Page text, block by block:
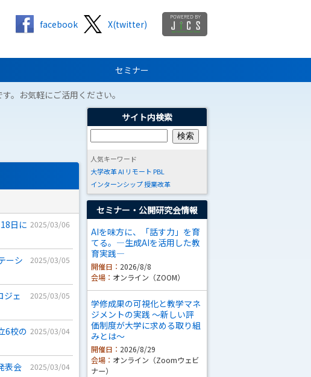
X(twitter)
facebook
セミナー
。お気軽にご活用ください。
2025/03/06
日に
2025/03/05
ーシ
2025/03/05
ジェ
2025/03/04
6校の
2025/03/04
表会
サイト内検索
人気キーワード
大学改革AI リモート PBL
インターンシップ授業改革
セミナー・公開研究会情報
AIを味方に、「話す力」を育
てる。―生成AIを活用した教
育実践―
開催日： 2026/8/8
会場： オンライン（ZOOM）
学修成果の可視化と教学マネ
ジメントの実践 ～新しい評
価制度が大学に求める取り組
みとは～
開催日： 2026/8/29
会場： オンライン（Zoomウェビ
ナー）